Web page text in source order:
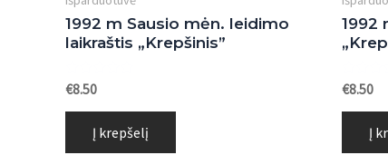
1992 m Sausio mėn. leidimo
laikraštis „Krepšinis”
Įvertinimas:
0
iš
€8.50
Į krepšelį
1992
0
iš
€8.50
Į